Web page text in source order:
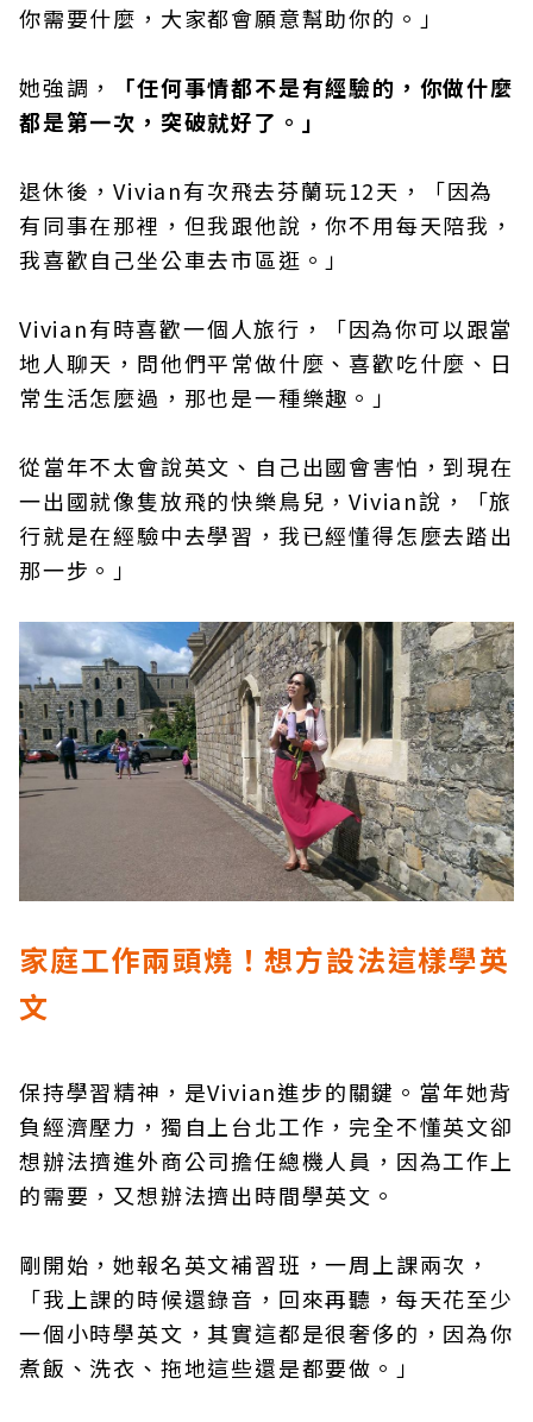
你需要什麼，大家都會願意幫助你的。」
她強調，
「任何事情都不是有經驗的，你做什麼
都是第一次，突破就好了。」
退休後，Vivian有次飛去芬蘭玩12天，「因為
有同事在那裡，但我跟他說，你不用每天陪我，
我喜歡自己坐公車去市區逛。」
Vivian有時喜歡一個人旅行，「因為你可以跟當
地人聊天，問他們平常做什麼、喜歡吃什麼、日
常生活怎麼過，那也是一種樂趣。」
從當年不太會說英文、自己出國會害怕，到現在
一出國就像隻放飛的快樂鳥兒，Vivian說，「旅
行就是在經驗中去學習，我已經懂得怎麼去踏出
那一步。」
家庭工作兩頭燒！想方設法這樣學英
文
保持學習精神，是Vivian進步的關鍵。當年她背
負經濟壓力，獨自上台北工作，完全不懂英文卻
想辦法擠進外商公司擔任總機人員，因為工作上
的需要，又想辦法擠出時間學英文。
剛開始，她報名英文補習班，一周上課兩次，
「我上課的時候還錄音，回來再聽，每天花至少
一個小時學英文，其實這都是很奢侈的，因為你
煮飯、洗衣、拖地這些還是都要做。」